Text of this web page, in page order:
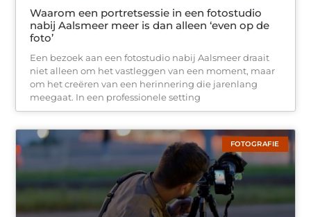
Waarom een portretsessie in een fotostudio
nabij Aalsmeer meer is dan alleen ‘even op de
foto’
Een bezoek aan een fotostudio nabij Aalsmeer draait
niet alleen om het vastleggen van een moment, maar
om het creëren van een herinnering die jarenlang
meegaat. In een professionele setting
FOTOGRAFIE